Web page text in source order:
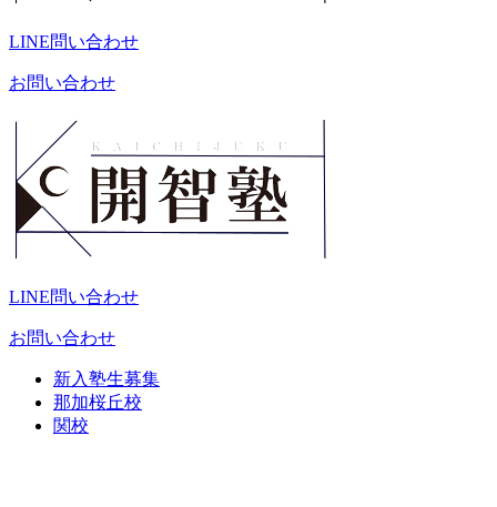
LINE問い合わせ
お問い合わせ
LINE問い合わせ
お問い合わせ
新入塾生募集
那加桜丘校
関校